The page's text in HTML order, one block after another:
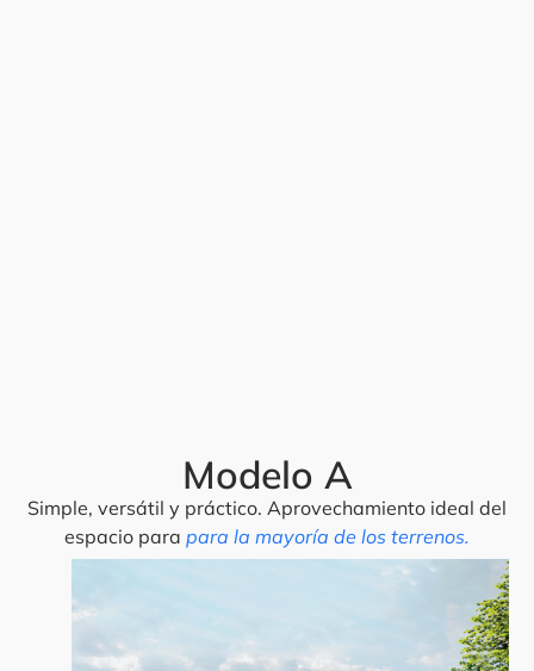
Modelo A
Simple, versátil y práctico. Aprovechamiento ideal del
espacio para para la mayoría de los terrenos.